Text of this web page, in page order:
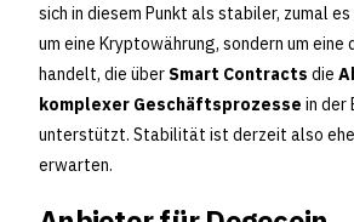
sich in diesem Punkt als stabiler, zumal
um eine Kryptowährung, sondern um
handelt, die über Smart Contracts die
komplexer Geschäftsprozesse in der
unterstützt. Stabilität ist derzeit also
erwarten.